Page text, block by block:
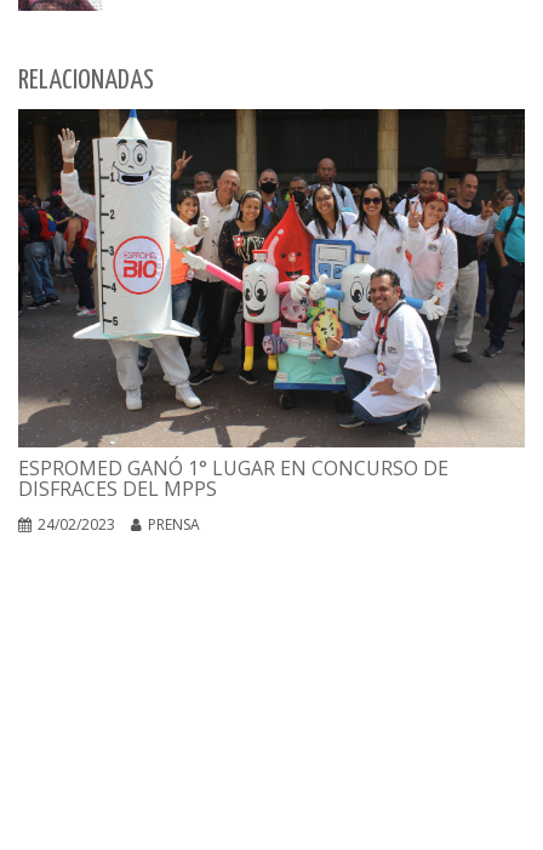
RELACIONADAS
ESPROMED GANÓ 1° LUGAR EN CONCURSO DE
DISFRACES DEL MPPS
24/02/2023 PRENSA